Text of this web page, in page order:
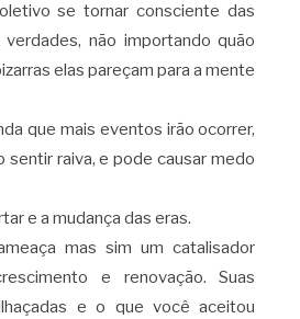
se tornar consciente das
não importando quão
elas pareçam para a mente
que mais eventos irão ocorrer,
sentir raiva, e pode causar medo
e a mudança das eras.
mas sim um catalisador
e renovação. Suas
e o que você aceitou